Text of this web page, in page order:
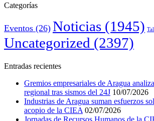
Categorías
Eventos (26) Noticias (1945)
Uncategorized (2397)
Entradas recientes
Gremios empresariales de Aragua
regional tras sismos del 24J 10/07/2026
Industrias de Aragua suman esfuerzos
acopio de la CIEA 02/07/2026
Jornadas de Recursos Humanos de la